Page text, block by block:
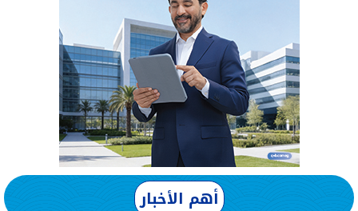
أهم الأخبار